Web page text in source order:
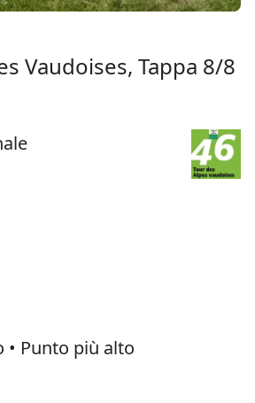
Vaudoises, Tappa 8/8
• Punto più alto